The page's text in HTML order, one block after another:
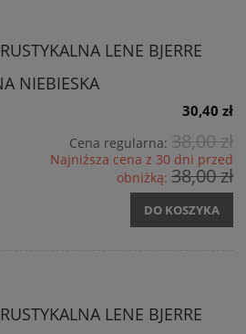
LENE BJERRE
NIEBIESKA
30,40 zł
Cena regularna: 38,00 zł
Najniższa cena z 30 dni przed
obniżką: 38,00 zł
DO KOSZYKA
LENE BJERRE